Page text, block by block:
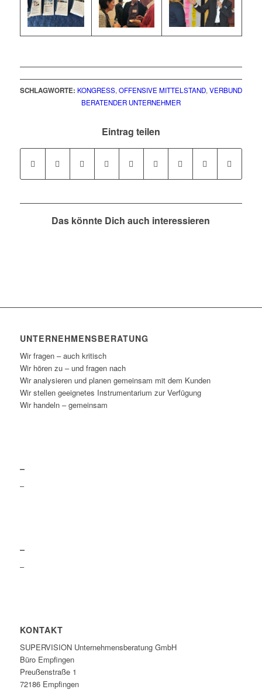
SCHLAGWORTE: KONGRESS, OFFENSIVE MITTELSTAND, VERBUND
BERATENDER UNTERNEHMER
Eintrag teilen
Das könnte Dich auch interessieren
UNTERNEHMENSBERATUNG
Wir fragen – auch kritisch
Wir hören zu – und fragen nach
Wir analysieren und planen gemeinsam mit dem Kunden
Wir stellen geeignetes Instrumentarium zur Verfügung
Wir handeln – gemeinsam
–
–
–
–
KONTAKT
SUPERVISION Unternehmensberatung GmbH
Büro Empfingen
Preußenstraße 1
72186 Empfingen